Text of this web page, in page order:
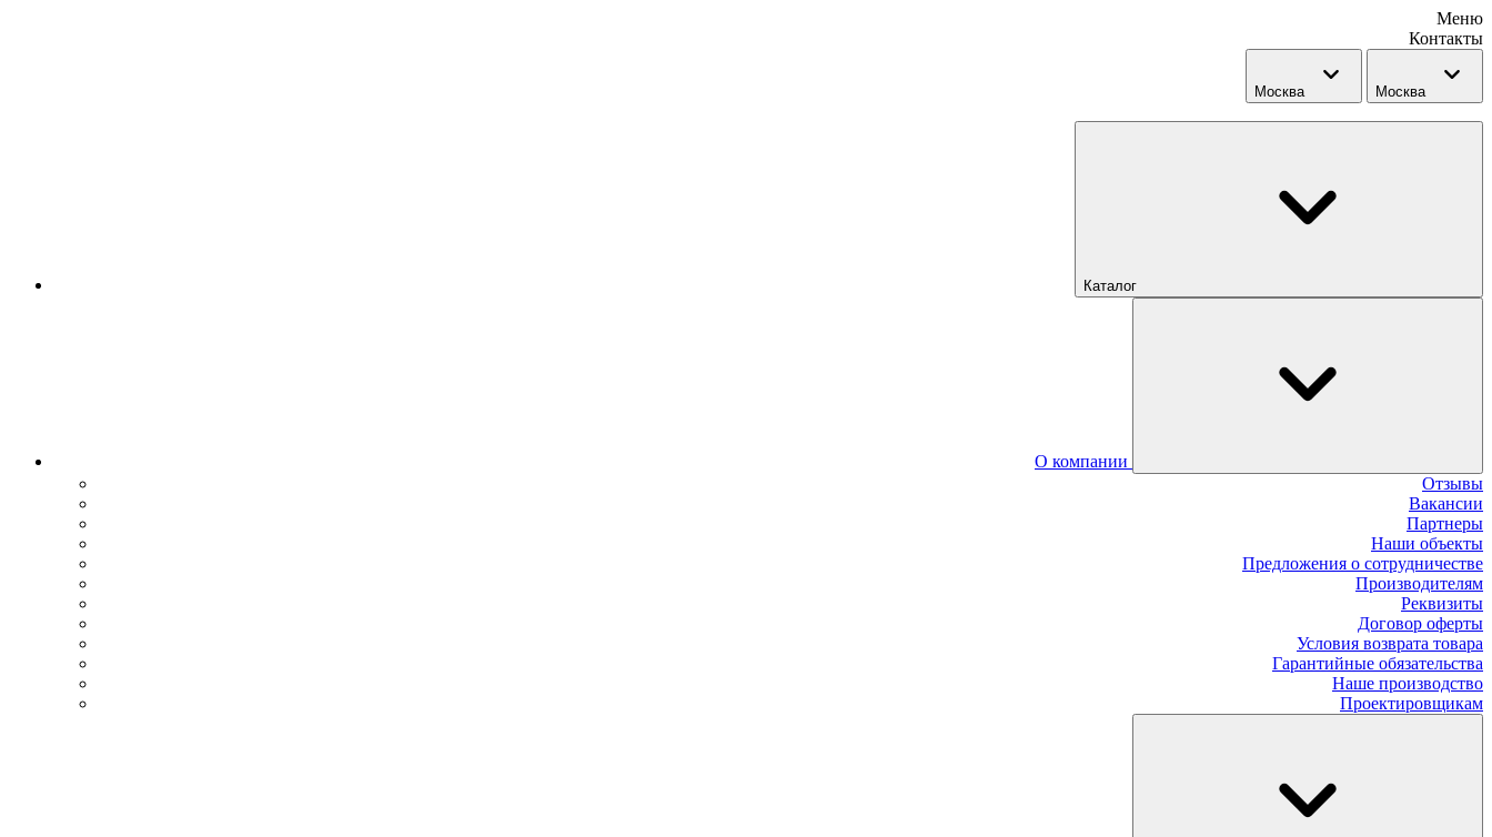
Меню
Контакты
Москва Москва
Каталог
О компании
Отзывы
Вакансии
Партнеры
Наши объекты
Предложения о сотрудничестве
Производителям
Реквизиты
Договор оферты
Условия возврата товара
Гарантийные обязательства
Наше производство
Проектировщикам